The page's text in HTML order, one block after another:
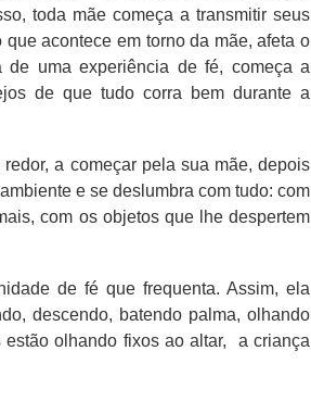
toda mãe começa a transmitir seus
acontece em torno da mãe, afeta o
uma experiência de fé, começa a
de que tudo corra bem durante a
a começar pela sua mãe, depois
e se deslumbra com tudo: com
com os objetos que lhe despertem
de fé que frequenta. Assim, ela
descendo, batendo palma, olhando
olhando fixos ao altar,
a criança